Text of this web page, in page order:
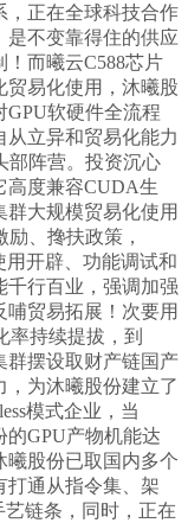
，正在全球科技合作
是不变靠得住的供应
而曦云C588芯片
贸易化使用，沐曦股
软硬件全流程
立异和贸易化能力
部阵营。投资沉心
高度兼容CUDA生
大规模贸易化使用
、搀扶政策，
用开辟、功能调试和
千行百业，强调加强
贸易拓展！次要用
率持续提拔，到
群摆设取财产链国产
为沐曦股份建立了
模式企业，当
GPU产物机能达
曦股份已取国内多个
打通从指令集、架
链条，同时，正在